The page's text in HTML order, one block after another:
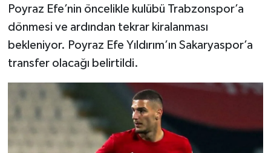
Poyraz Efe’nin öncelikle kulübü Trabzonspor’a
dönmesi ve ardından tekrar kiralanması
bekleniyor. Poyraz Efe Yıldırım’ın Sakaryaspor’a
transfer olacağı belirtildi.